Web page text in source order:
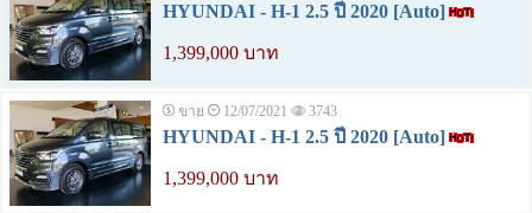
HYUNDAI - H-1 2.5 ปี 2020 [Auto]
1,399,000 บาท
ขาย 12/07/2021 3743
HYUNDAI - H-1 2.5 ปี 2020 [Auto]
1,399,000 บาท